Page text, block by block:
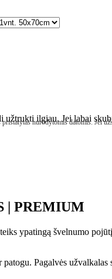
užtrukti ilgiau. Jei labai
nurodytomis datomis. Jei
| PREMIUM
ypatingą švelnumo
Pagalvės